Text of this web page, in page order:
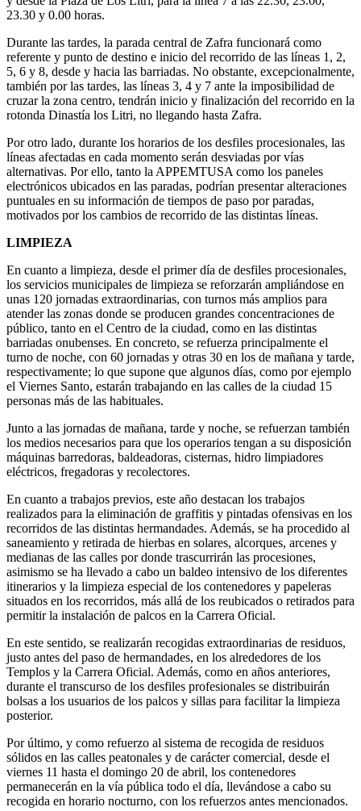
23.30 y 0.00 horas.
Durante las tardes, la parada central de Zafra funcionará como
referente y punto de destino e inicio del recorrido de las líneas 1, 2,
5, 6 y 8, desde y hacia las barriadas. No obstante, excepcionalmente,
también por las tardes, las líneas 3, 4 y 7 ante la imposibilidad de
cruzar la zona centro, tendrán inicio y finalización del recorrido en la
rotonda Dinastía los Litri, no llegando hasta Zafra.
Por otro lado, durante los horarios de los desfiles procesionales, las
líneas afectadas en cada momento serán desviadas por vías
alternativas. Por ello, tanto la APPEMTUSA como los paneles
electrónicos ubicados en las paradas, podrían presentar alteraciones
puntuales en su información de tiempos de paso por paradas,
motivados por los cambios de recorrido de las distintas líneas.
LIMPIEZA
En cuanto a limpieza, desde el primer día de desfiles procesionales,
los servicios municipales de limpieza se reforzarán ampliándose en
unas 120 jornadas extraordinarias, con turnos más amplios para
atender las zonas donde se producen grandes concentraciones de
público, tanto en el Centro de la ciudad, como en las distintas
barriadas onubenses. En concreto, se refuerza principalmente el
turno de noche, con 60 jornadas y otras 30 en los de mañana y tarde,
respectivamente; lo que supone que algunos días, como por ejemplo
el Viernes Santo, estarán trabajando en las calles de la ciudad 15
personas más de las habituales.
Junto a las jornadas de mañana, tarde y noche, se refuerzan también
los medios necesarios para que los operarios tengan a su disposición
máquinas barredoras, baldeadoras, cisternas, hidro limpiadores
eléctricos, fregadoras y recolectores.
En cuanto a trabajos previos, este año destacan los trabajos
realizados para la eliminación de graffitis y pintadas ofensivas en los
recorridos de las distintas hermandades. Además, se ha procedido al
saneamiento y retirada de hierbas en solares, alcorques, arcenes y
medianas de las calles por donde trascurrirán las procesiones,
asimismo se ha llevado a cabo un baldeo intensivo de los diferentes
itinerarios y la limpieza especial de los contenedores y papeleras
situados en los recorridos, más allá de los reubicados o retirados para
permitir la instalación de palcos en la Carrera Oficial.
En este sentido, se realizarán recogidas extraordinarias de residuos,
justo antes del paso de hermandades, en los alrededores de los
Templos y la Carrera Oficial. Además, como en años anteriores,
durante el transcurso de los desfiles profesionales se distribuirán
bolsas a los usuarios de los palcos y sillas para facilitar la limpieza
posterior.
Por último, y como refuerzo al sistema de recogida de residuos
sólidos en las calles peatonales y de carácter comercial, desde el
viernes 11 hasta el domingo 20 de abril, los contenedores
permanecerán en la vía pública todo el día, llevándose a cabo su
recogida en horario nocturno, con los refuerzos antes mencionados.